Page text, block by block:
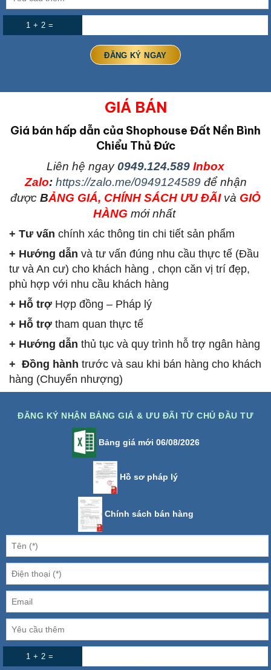
1 + 2 =
GIÁ BÁN
Giá bán hấp dẫn của Shophouse Đất Nền Bình
Chiểu Thủ Đức
Liên hệ ngay 0949.124.589 Inbox
Zalo: https://zalo.me/0949124589để nhận
được BẢNG GIÁ, CHÍNH SÁCH ƯU ĐÃIvà GIỎ
HÀNG mới nhất
+ Tư vấn chính xác thông tin chi tiết sản phẩm
+ Hướng dẫn và tư vấn đúng nhu cầu thực tế (Đầu
tư và An cư) cho khách hàng , chọn căn vị trí đẹp,
phù hợp với nhu cầu khách hàng
+ Hỗ trợ Hợp đồng – Pháp lý
+ Hỗ trợ tham quan thực tế
+ Hướng dẫn thủ tục và quy trình hỗ trợ ngân hàng
+ Đồng hành trước và sau khi bán hàng cho khách
hàng (Chuyển nhượng)
ĐĂNG KÝ NHẬN BẢNG GIÁ & ƯU ĐÃI TỪ CHỦ ĐẦU TƯ
Bảng giá mới 06/08/2026
Hồ sơ pháp lý
Chính sách bán hàng
1 + 2 =